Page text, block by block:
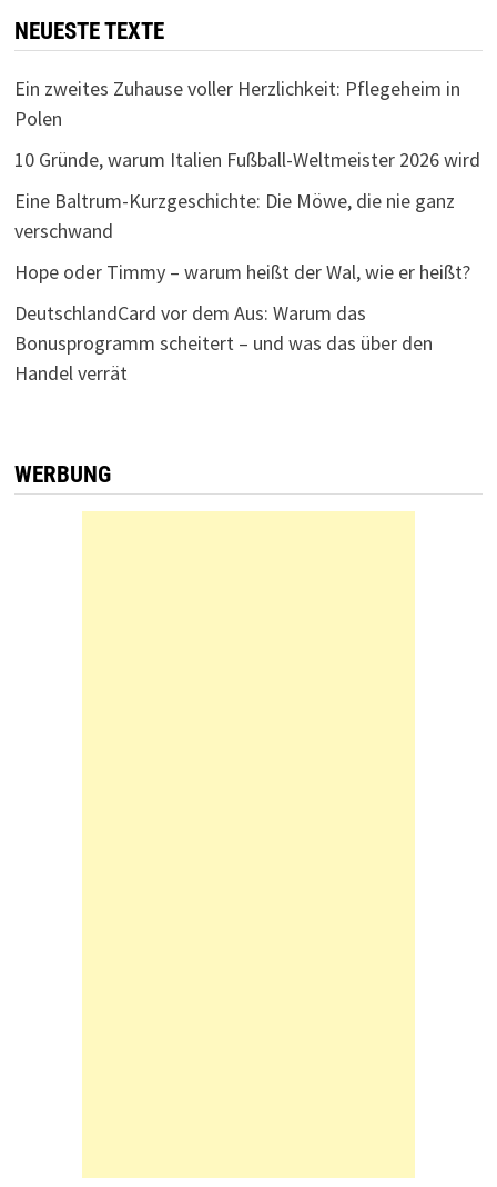
NEUESTE TEXTE
Ein zweites Zuhause voller Herzlichkeit: Pflegeheim in
Polen
10 Gründe, warum Italien Fußball-Weltmeister 2026 wird
Eine Baltrum-Kurzgeschichte: Die Möwe, die nie ganz
verschwand
Hope oder Timmy – warum heißt der Wal, wie er heißt?
DeutschlandCard vor dem Aus: Warum das
Bonusprogramm scheitert – und was das über den
Handel verrät
WERBUNG